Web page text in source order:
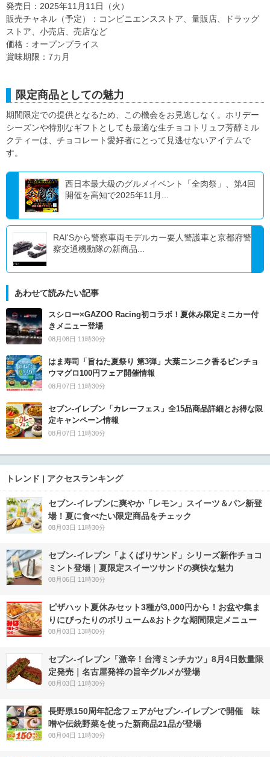
発売日：2025年11月11日（火）
販売チャネル（予定）：コンビニエンスストア、量販店、ドラッグ
ストア、小売店、売店など
価格：オープンプライス
賞味期限：7カ月
限定商品としての魅力
期間限定での提供となるため、この機会をお見逃しなく。ホリデー
シーズンや特別なギフトとしても最適な生チョコトリュフ芳醇ミル
クティーは、チョコレート愛好者にとって見逃せないアイテムで
す。
西日本最大級のグルメイベント「全肉祭」、第4回
開催を高知で2025年11月...
RAI'Sから警察車両モデルカー要人警護車と京都府警
察交通機動隊の新商品...
あわせて読みたい記事
スシロー×GAZOO Racing初コラボ！夏休み限定ミニカー付
きメニュー登場
08月08日 11時30分
はま寿司「旨ねた夏祭り 第3弾」大葉ニンニク香るビンチョ
ウマグロ100円フェア開催情報
08月07日 11時30分
セブン‐イレブン「カレーフェス」全15品商品詳細とお得な限
定キャンペーン情報
08月07日 11時30分
トレンド | アクセスランキング
セブン‐イレブンに爽やか「レモン」スイーツ＆パン新登
場！夏に食べたい限定商品をチェック
08月03日 11時30分
セブン‐イレブン「よくばりサンド」シリーズ新作チョコ
ミント登場｜夏限定スイーツサンドの爽快な魅力
08月06日 11時30分
ピザハット夏休みセット3種が3,000円から！お盆や集ま
りにぴったりのボリューム&おトクな期間限定メニュー
08月03日 13時00分
セブン-イレブン「激辛！台湾ミンチカツ」8月4日数量限
定発売｜名古屋発祥の旨辛グルメが登場
08月03日 11時30分
長野県150周年記念フェアがセブン-イレブンで開催 味
噌や伝統野菜を使った新商品21品が登場
08月04日 11時30分